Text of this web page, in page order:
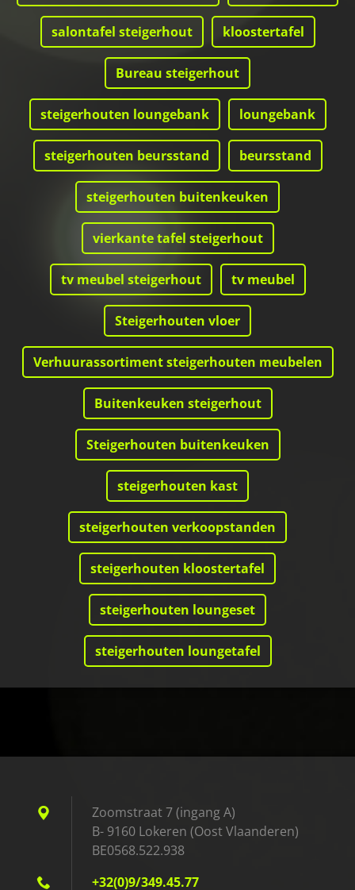
salontafel steigerhout kloostertafel
Bureau steigerhout
steigerhouten loungebank loungebank
steigerhouten beursstand beursstand
steigerhouten buitenkeuken
vierkante tafel steigerhout
tv meubel steigerhout tv meubel
Steigerhouten vloer
Verhuurassortiment steigerhouten meubelen
Buitenkeuken steigerhout
Steigerhouten buitenkeuken
steigerhouten kast
steigerhouten verkoopstanden
steigerhouten kloostertafel
steigerhouten loungeset
steigerhouten loungetafel
Zoomstraat 7 (ingang A)
B- 9160 Lokeren (Oost Vlaanderen)
BE0568.522.938
+32(0)9/349.45.77